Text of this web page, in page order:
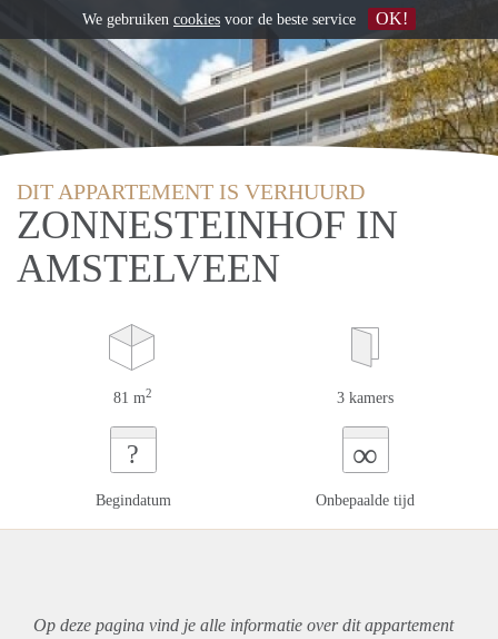
DIT APPARTEMENT IS VERHUURD
ZONNESTEINHOF IN
AMSTELVEEN
81 m2 3 kamers
?
Begindatum
∞
Onbepaalde tijd
Op deze pagina vind je alle informatie over ditappartement
We gebruiken cookies voor de beste service OK!